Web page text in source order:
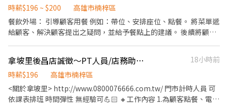
時薪$196 ~ $200
高雄市楠梓區
餐飲外場： 引導顧客用餐 例如：帶位、安排座位、點餐。 將菜單遞
給顧客、解決顧客提出之疑問，並給予餐點上的建議。 後續將顧客
帳、收銀、飲料機台清洗、補自助吧台等工作。 餐飲內場： 擔任廚
師的助手，處理烹飪前與烹飪中之準備工作與其他餐廳相關事務。
負責洗、剝、削、切各種食材。 負責清理工作環境、設備和餐具。
準備不同餐點所需要的食材。 協助測量食材的容量與重量。 負責擺
拿坡里後昌店誠徵～PT人員/店務助理～
18小時前
時薪$196
高雄市楠梓區
<關於拿坡里> http://www.0800076666.com.tw/ 門市計時人員 可
依課表排班 時間彈性 無經驗可💪🏻 🔸工作內容 1.為顧客點餐、電話